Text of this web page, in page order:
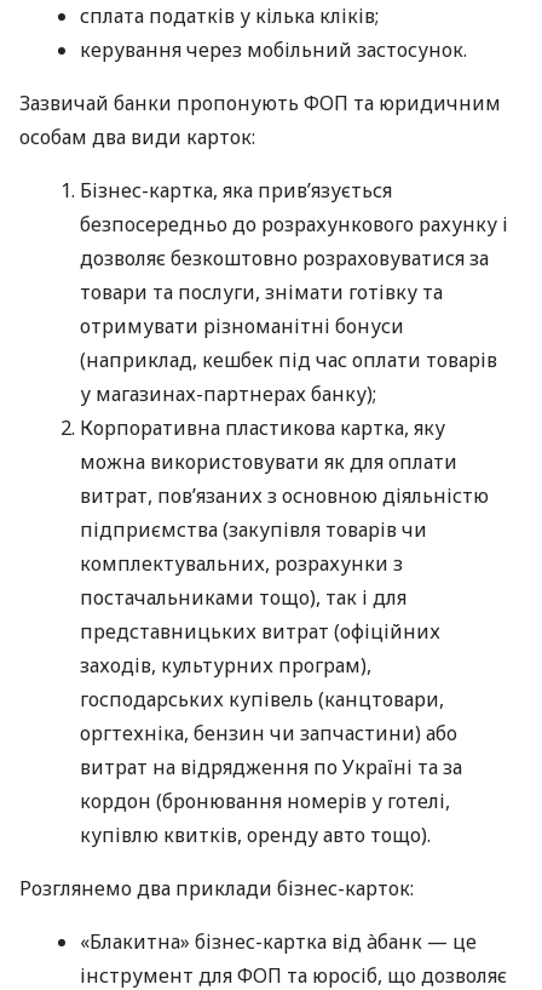
сплата податків у кілька кліків;
керування через мобільний застосунок.
Зазвичай банки пропонують ФОП та юридичним
особам два види карток:
Бізнес-картка, яка прив’язується
безпосередньо до розрахункового рахунку і
дозволяє безкоштовно розраховуватися за
товари та послуги, знімати готівку та
отримувати різноманітні бонуси
(наприклад, кешбек під час оплати товарів
у магазинах-партнерах банку);
Корпоративна пластикова картка, яку
можна використовувати як для оплати
витрат, пов’язаних з основною діяльністю
підприємства (закупівля товарів чи
комплектувальних, розрахунки з
постачальниками тощо), так і для
представницьких витрат (офіційних
заходів, культурних програм),
господарських купівель (канцтовари,
оргтехніка, бензин чи запчастини) або
витрат на відрядження по Україні та за
кордон (бронювання номерів у готелі,
купівлю квитків, оренду авто тощо).
Розглянемо два приклади бізнес-карток:
«Блакитна» бізнес-картка від àбанк — це
інструмент для ФОП та юросіб, що дозволяє